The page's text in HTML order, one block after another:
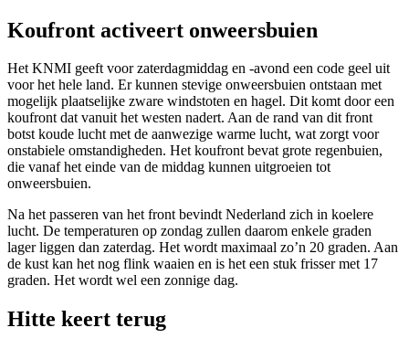
Koufront activeert onweersbuien
Het KNMI geeft voor zaterdagmiddag en -avond een code geel uit
voor het hele land. Er kunnen stevige onweersbuien ontstaan met
mogelijk plaatselijke zware windstoten en hagel. Dit komt door een
koufront dat vanuit het westen nadert. Aan de rand van dit front
botst koude lucht met de aanwezige warme lucht, wat zorgt voor
onstabiele omstandigheden. Het koufront bevat grote regenbuien,
die vanaf het einde van de middag kunnen uitgroeien tot
onweersbuien.
Na het passeren van het front bevindt Nederland zich in koelere
lucht. De temperaturen op zondag zullen daarom enkele graden
lager liggen dan zaterdag. Het wordt maximaal zo’n 20 graden. Aan
de kust kan het nog flink waaien en is het een stuk frisser met 17
graden. Het wordt wel een zonnige dag.
Hitte keert terug